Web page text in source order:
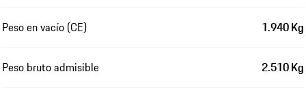
Peso en vacío (CE) 1.940 Kg
Peso bruto admisible 2.510 Kg